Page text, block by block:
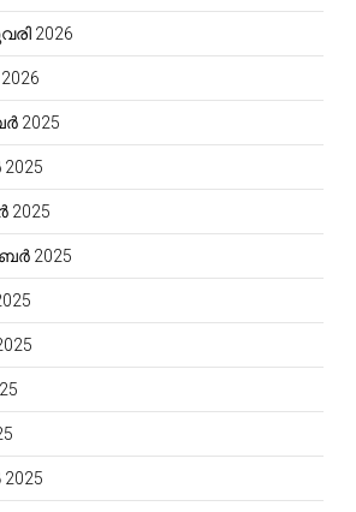
2026
2025
2025
2025